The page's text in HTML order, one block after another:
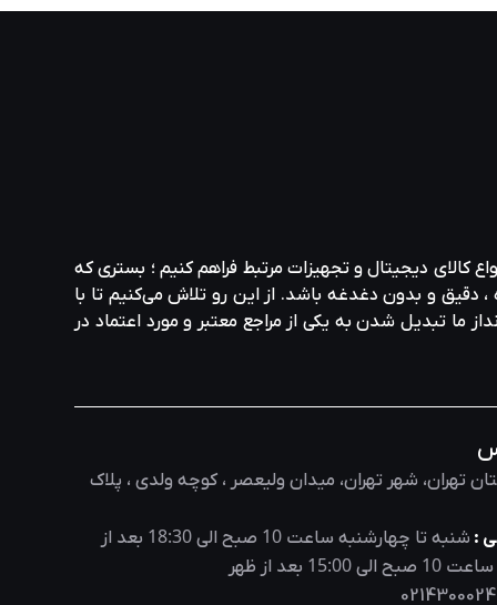
کالای دیجیتال و تجهیزات مرتبط فراهم کنیم ؛ بستری که
دقیق و بدون دغدغه باشد. از این رو تلاش می‌کنیم تا با
ما تبدیل شدن به یکی از مراجع معتبر و مورد اعتماد در
تهران، شهر تهران، میدان ولیعصر ، کوچه ولدی ، پلاک
: شنبه تا چهارشنبه ساعت صبح الی 18:30 بعد از
ساعت
صبح الی 15:00 بعد از ظهر